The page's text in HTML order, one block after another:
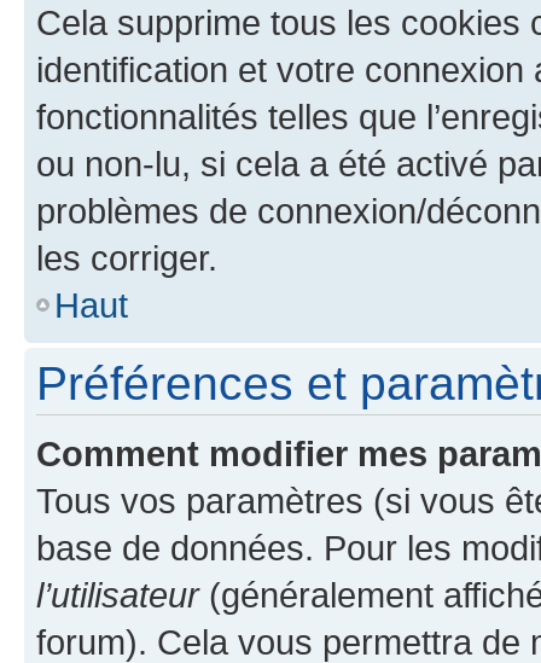
Cela supprime tous les cookies
identification et votre
fonctionnalités telles que
ou non-lu, si cela a été activé
problèmes de connexion/
les corriger.
Haut
Préférences et
Comment modifier mes
Tous vos paramètres (si vous
base de données. Pour les
l’utilisateur(généralement
forum). Cela vous permettra de